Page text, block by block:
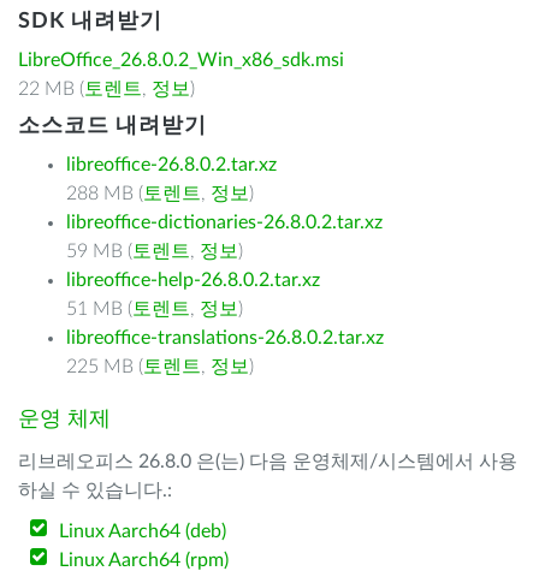
SDK 내려받기
LibreOffice_26.8.0.2_Win_x86_sdk.msi
22 MB ( 토렌트, 정보 )
소스코드 내려받기
libreoffice-26.8.0.2.tar.xz
288 MB ( 토렌트, 정보 )
libreoffice-dictionaries-26.8.0.2.tar.xz
59 MB ( 토렌트, 정보 )
libreoffice-help-26.8.0.2.tar.xz
51 MB ( 토렌트, 정보 )
libreoffice-translations-26.8.0.2.tar.xz
225 MB ( 토렌트, 정보 )
운영 체제
리브레오피스 26.8.0 은(는) 다음 운영체제/시스템에서 사용
하실 수 있습니다.:
Linux Aarch64 (deb)
Linux Aarch64 (rpm)